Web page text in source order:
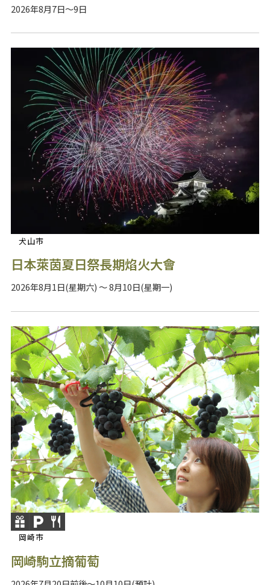
2026年8月7日～9日
犬山市
日本萊茵夏日祭長期焰火大會
2026年8月1日(星期六) ～ 8月10日(星期一)
岡崎市
岡崎駒立摘葡萄